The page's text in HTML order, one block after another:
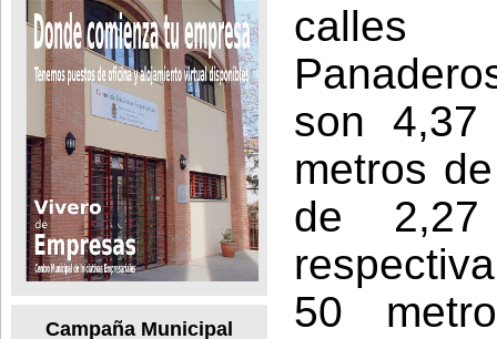
Campaña Municipal
calles
son
metros
de
50